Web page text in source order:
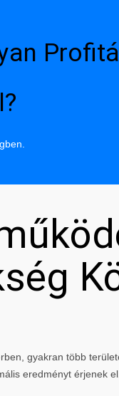
gyakran több
eredményt érjenek